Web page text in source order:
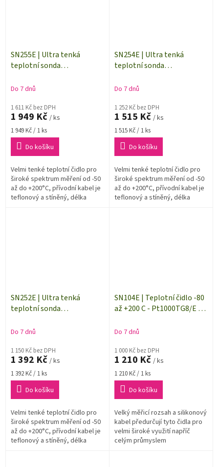
SN255E | Ultra tenká
teplotní sonda
ELKA, kabel 5 metrů
Do 7 dnů
1 611 Kč bez DPH
1 949 Kč / ks
Měrná
cena:
1 949 Kč / 1 ks
Do košíku
Velmi tenké teplotní čidlo pro
široké spektrum měření od -50
až do +200°C, přívodní kabel je
teflonový a stíněný, délka
SN254E | Ultra tenká
teplotní sonda
ELKA, kabel 2 metry
Do 7 dnů
1 252 Kč bez DPH
1 515 Kč / ks
Měrná
cena:
1 515 Kč / 1 ks
Do košíku
Velmi tenké teplotní čidlo pro
široké spektrum měření od -50
až do +200°C, přívodní kabel je
teflonový a stíněný, délka
SN252E | Ultra tenká
teplotní sonda
ELKA, kabel 1 metr
Do 7 dnů
1 150 Kč bez DPH
1 392 Kč / ks
Měrná
cena:
1 392 Kč / 1 ks
Do košíku
Velmi tenké teplotní čidlo pro
široké spektrum měření od -50
až do +200°C, přívodní kabel je
teflonový a stíněný, délka
SN104E | Teplotní čidlo -80
až +200 C - Pt1000TG8/E -
Do 7 dnů
1 000 Kč bez DPH
1 210 Kč / ks
Měrná
cena:
1 210 Kč / 1 ks
Do košíku
Velký měřicí rozsah a silikonový
kabel předurčují tyto čidla pro
velmi široké využití napříč
celým průmyslem